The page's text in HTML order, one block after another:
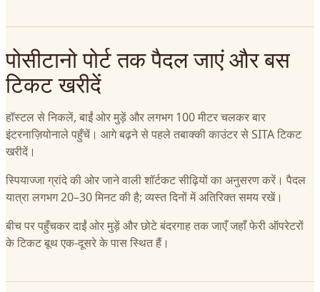
पोसीटानो पोर्ट तक पैदल जाएं और बस
टिकट खरीदें
हॉस्टल से निकलें, बाईं ओर मुड़ें और लगभग 100 मीटर चलकर बार
इंटरनाज़ियोनाले पहुँचें। आगे बढ़ने से पहले तबाक्की काउंटर से SITA टिकट
खरीदें।
स्पियाज्जा ग्रांदे की ओर जाने वाली शॉर्टकट सीढ़ियों का अनुसरण करें। पैदल
यात्रा लगभग 20–30 मिनट की है; व्यस्त दिनों में अतिरिक्त समय रखें।
बीच पर पहुँचकर दाईं ओर मुड़ें और छोटे बंदरगाह तक जाएँ जहाँ फेरी ऑपरेटरों
के टिकट बूथ एक-दूसरे के पास स्थित हैं।